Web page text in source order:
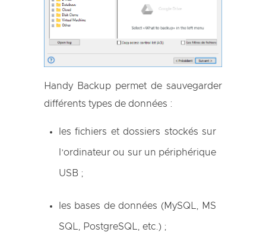
Handy Backup permet de sauvegarder
différents types de données :
les fichiers et dossiers stockés sur
l’ordinateur ou sur un périphérique
USB ;
les bases de données (MySQL, MS
SQL, PostgreSQL, etc.) ;